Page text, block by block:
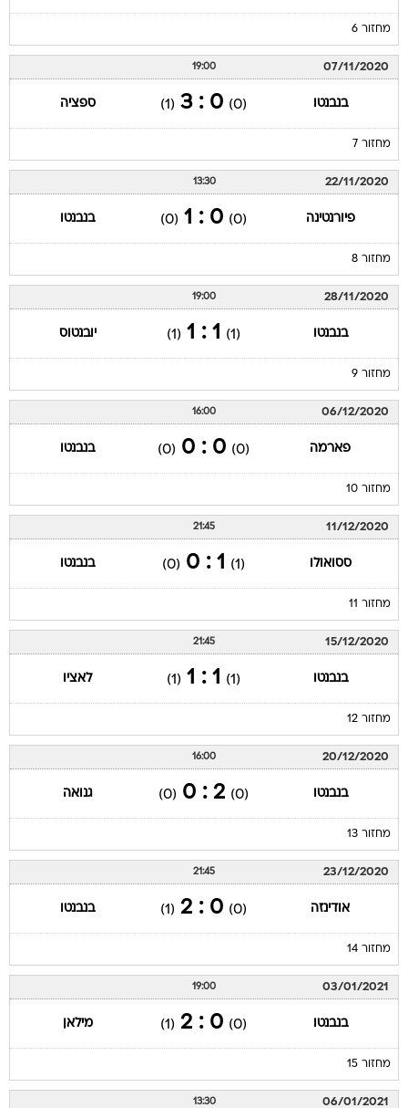
מחזור 6
07/11/2020
19:00
בנבנטו (0)
0 : 3
(1) ספציה
מחזור 7
22/11/2020
13:30
פיורנטינה (0)
0 : 1
(0) בנבנטו
מחזור 8
28/11/2020
19:00
בנבנטו (1)
1 : 1
(1) יובנטוס
מחזור 9
06/12/2020
16:00
פארמה (0)
0 : 0
(0) בנבנטו
מחזור 10
11/12/2020
21:45
ססואולו (1)
1 : 0
(0) בנבנטו
מחזור 11
15/12/2020
21:45
בנבנטו (1)
1 : 1
(1) לאציו
מחזור 12
20/12/2020
16:00
בנבנטו (0)
2 : 0
(0) גנואה
מחזור 13
23/12/2020
21:45
אודינזה (0)
0 : 2
(1) בנבנטו
מחזור 14
03/01/2021
19:00
בנבנטו (0)
0 : 2
(1) מילאן
מחזור 15
06/01/2021
13:30